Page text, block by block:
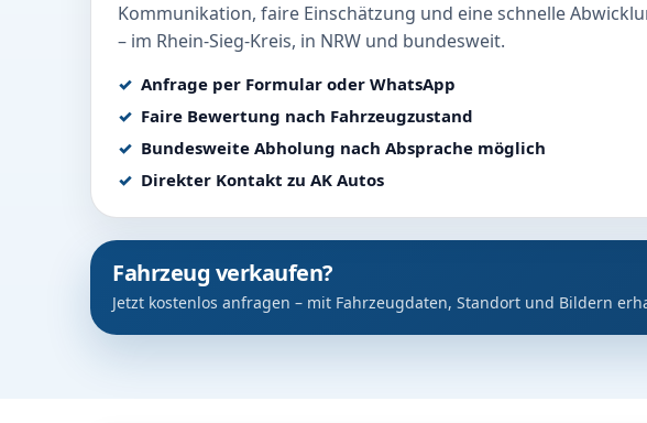
Kommunikation, faire Einschätzung und eine schnelle
– im Rhein-Sieg-Kreis, in NRW und bundesweit.
Anfrage per Formular oder WhatsApp
Faire Bewertung nach Fahrzeugzustand
Bundesweite Abholung nach Absprache möglich
Direkter Kontakt zu AK Autos
Fahrzeug verkaufen?
Jetzt kostenlos anfragen – mit Fahrzeugdaten, Standort und Bildern